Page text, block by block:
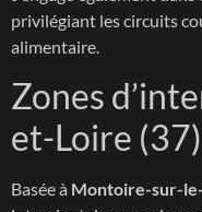
privilégiant les circuits
alimentaire.
Zones
et-Loire
Basée à Montoire-sur-